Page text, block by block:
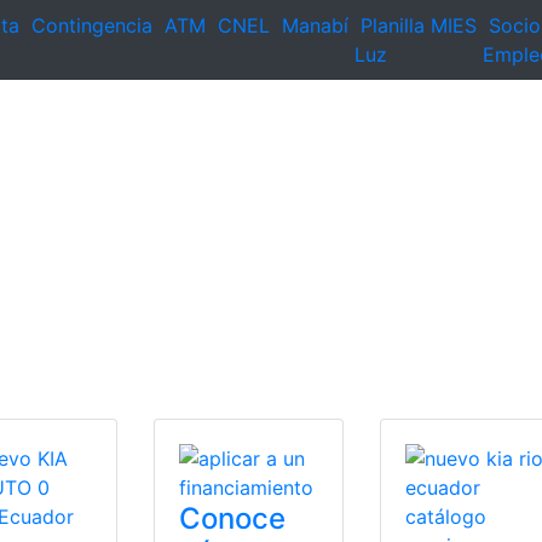
Contingencia ATM CNEL Manabí Planilla
Luz
MIES Socio
Conoce